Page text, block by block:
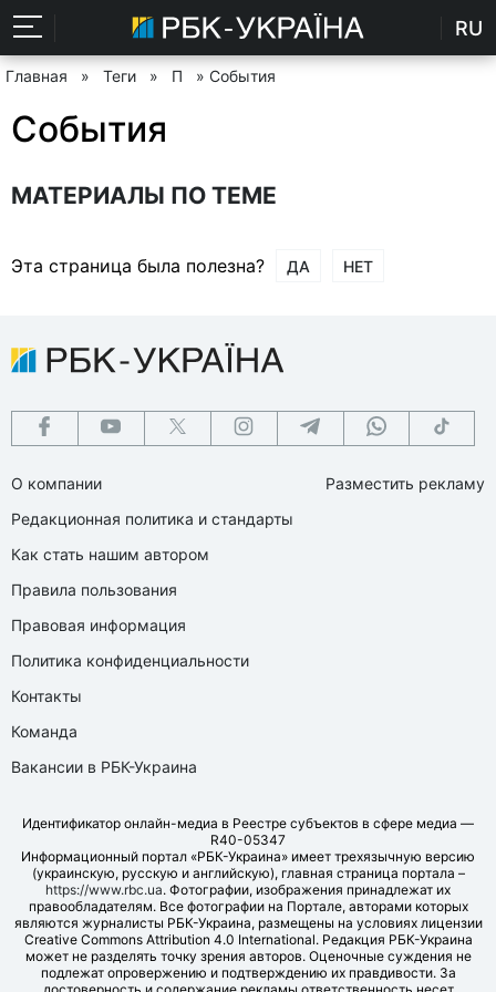
RU
Главная » Теги » П » События
События
МАТЕРИАЛЫ ПО ТЕМЕ
Эта страница была полезна? ДА НЕТ
О компании
Редакционная политика и стандарты
Как стать нашим автором
Правила пользования
Правовая информация
Политика конфиденциальности
Контакты
Команда
Вакансии в РБК-Украина
Разместить рекламу
Идентификатор онлайн-медиа в Реестре субъектов в сфере медиа —
R40-05347
Информационный портал «РБК-Украина» имеет трехязычную версию
(украинскую, русскую и английскую), главная страница портала –
https://www.rbc.ua. Фотографии, изображения принадлежат их
правообладателям. Все фотографии на Портале, авторами которых
являются журналисты РБК-Украина, размещены на условиях лицензии
Creative Commons Attribution 4.0 International. Редакция РБК-Украина
может не разделять точку зрения авторов. Оценочные суждения не
подлежат опровержению и подтверждению их правдивости. За